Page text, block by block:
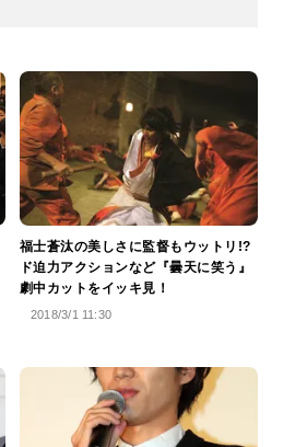
福士蒼汰の美しさに監督もウットリ!?
ド迫力アクションなど『曇天に笑う』
劇中カットをイッキ見！
2018/3/1 11:30